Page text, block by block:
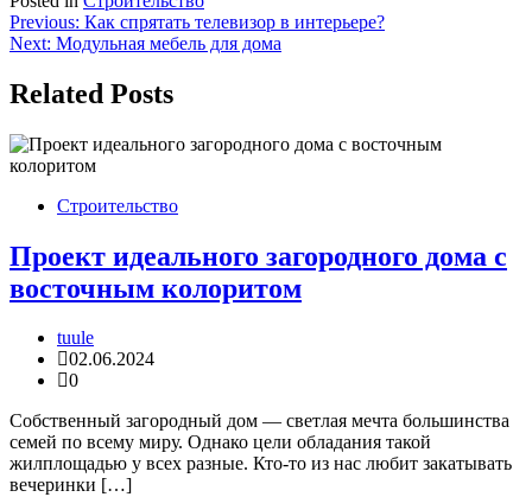
Навигация
по
записям
Previous: Как спрятать телевизор в интерьере?
Next: Модульная мебель для дома
Related Posts
Строительство
Проект идеального загородного дома с
восточным колоритом
tuule
02.06.2024
0
Собственный загородный дом — светлая мечта большинства
семей по всему миру. Однако цели обладания такой
жилплощадью у всех разные. Кто-то из нас любит закатывать
вечеринки […]